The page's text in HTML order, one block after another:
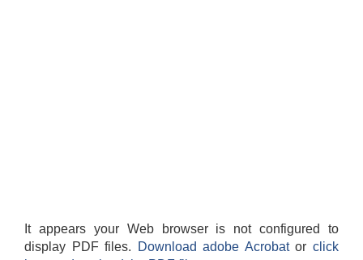
It appears your Web browser is not configured to
display PDF files.
Download adobe Acrobatorclick